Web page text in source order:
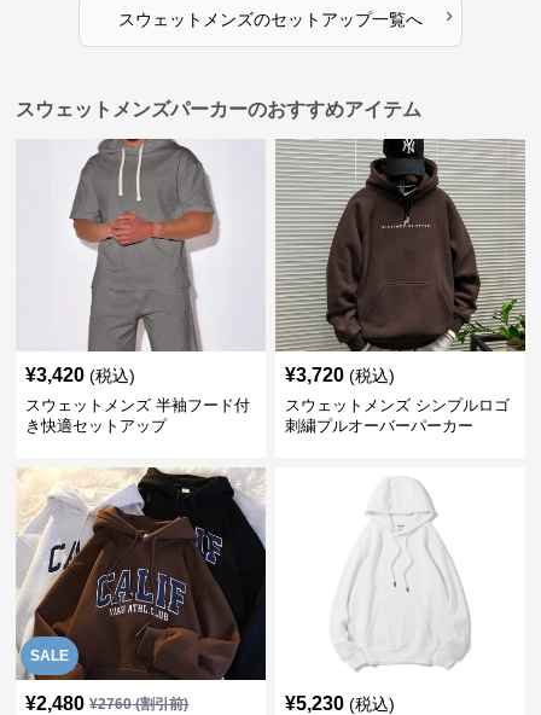
スウェットメンズのセットアップ一覧へ ›
スウェットメンズパーカーのおすすめアイテム
¥3,420 (税込)
スウェットメンズ 半袖フード付
き快適セットアップ
¥3,720 (税込)
スウェットメンズ シンプルロゴ
刺繍プルオーバーパーカー
SALE
¥2,480 ¥2760(割引前) ¥5,230 (税込)